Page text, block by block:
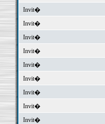
Invit�
Invit�
Invit�
Invit�
Invit�
Invit�
Invit�
Invit�
Invit�